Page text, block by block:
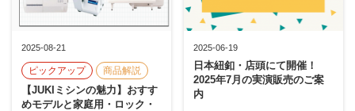
2025-08-21
ピックアップ 商品解説
【JUKIミシンの魅力】おすす
めモデルと家庭用・ロック・
2025-06-19
日本紐釦・店頭にて開催！
2025年7月の実演販売のご案
内